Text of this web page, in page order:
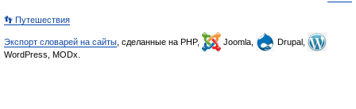
👣 Путешествия
Экспорт словарей на сайты , сделанные на PHP, Joomla,
Drupal,
WordPress, MODx.